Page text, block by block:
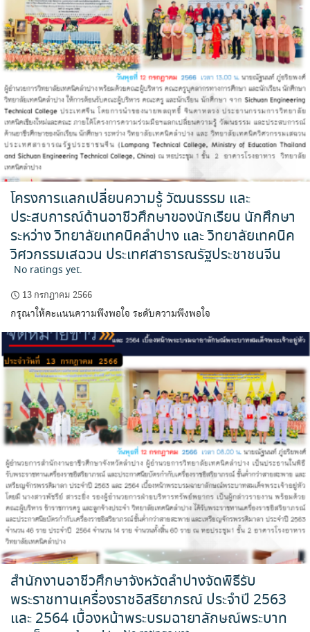
โครงการแลกเปลี่ยนความรู้ วัฒนธรรม และ
ประสบการณ์ด้านอาชีวศึกษาของนักเรียน นักศึกษา
ระหว่าง วิทยาลัยเทคนิคลำปาง และ วิทยาลัยเทคนิค
วิศวกรรมเสฉวน ประเทศสาธารณรัฐประชาชนจีน
No ratings yet.
13 กรกฎาคม 2566
กรุณาให้คะแนนความพึงพอใจ ระดับความพึงพอใจ
สำนักงานอาชีวศึกษาจังหวัดลำปางจัดพิธีรับ
พระราชทานเครื่องราชอิสริยาภรณ์ ประจำปี 2563
และ 2564 เบื้องหน้าพระบรมฉายาลักษณ์พระบาท